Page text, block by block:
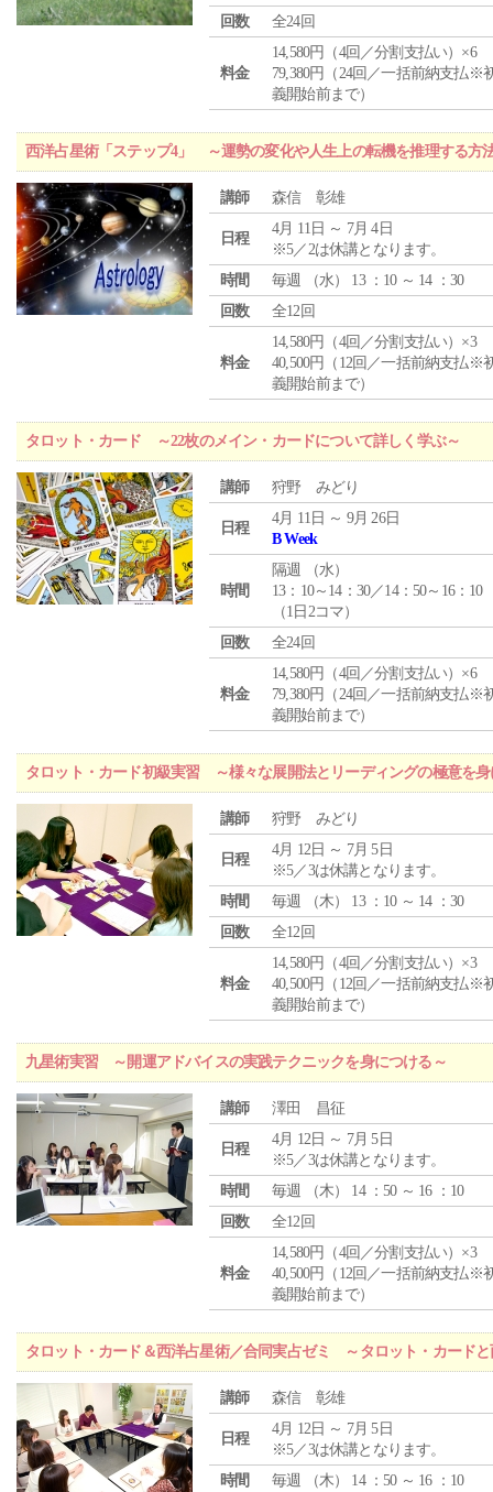
回数 全24回
料金
14,580円（4回／分割支払い）×6
79,380円（24回／一括前納支払※
義開始前まで）
西洋占星術「ステップ4」 ～運勢の変化や人生上の転機を推理する方
講師 森信 彰雄
日程
4月 11日 ～ 7月 4日
※5／2は休講となります。
時間
毎週 （水） 13 ：10 ～ 14 ：30
回数
全12回
料金
14,580円（4回／分割支払い）×3
40,500円（12回／一括前納支払※
義開始前まで）
タロット・カード ～22枚のメイン・カードについて詳しく学ぶ～
講師 狩野 みどり
日程
4月 11日 ～ 9月 26日
B Week
時間
隔週 （水）
13：10～14：30／14：50～16：10
（1日2コマ）
回数
全24回
料金
14,580円（4回／分割支払い）×6
79,380円（24回／一括前納支払※
義開始前まで）
タロット・カード初級実習 ～様々な展開法とリーディングの極意を身
講師 狩野 みどり
日程
4月 12日 ～ 7月 5日
※5／3は休講となります。
時間
毎週 （木） 13 ：10 ～ 14 ：30
回数
全12回
料金
14,580円（4回／分割支払い）×3
40,500円（12回／一括前納支払※
義開始前まで）
九星術実習 ～開運アドバイスの実践テクニックを身につける～
講師 澤田 昌征
日程
4月 12日 ～ 7月 5日
※5／3は休講となります。
時間
毎週 （木） 14 ：50 ～ 16 ：10
回数
全12回
料金
14,580円（4回／分割支払い）×3
40,500円（12回／一括前納支払※
義開始前まで）
タロット・カード＆西洋占星術／合同実占ゼミ ～タロット・カード
講師 森信 彰雄
日程
4月 12日 ～ 7月 5日
※5／3は休講となります。
時間
毎週 （木） 14 ：50 ～ 16 ：10